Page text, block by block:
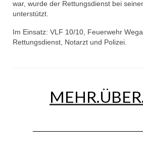
Infos
Dienstplan
Kreiszeltlager 2023
war, wurde der Rettungsdienst bei
unterstützt.
Im Einsatz: VLF 10/10, Feuerwehr
Rettungsdienst, Notarzt und Polizei.